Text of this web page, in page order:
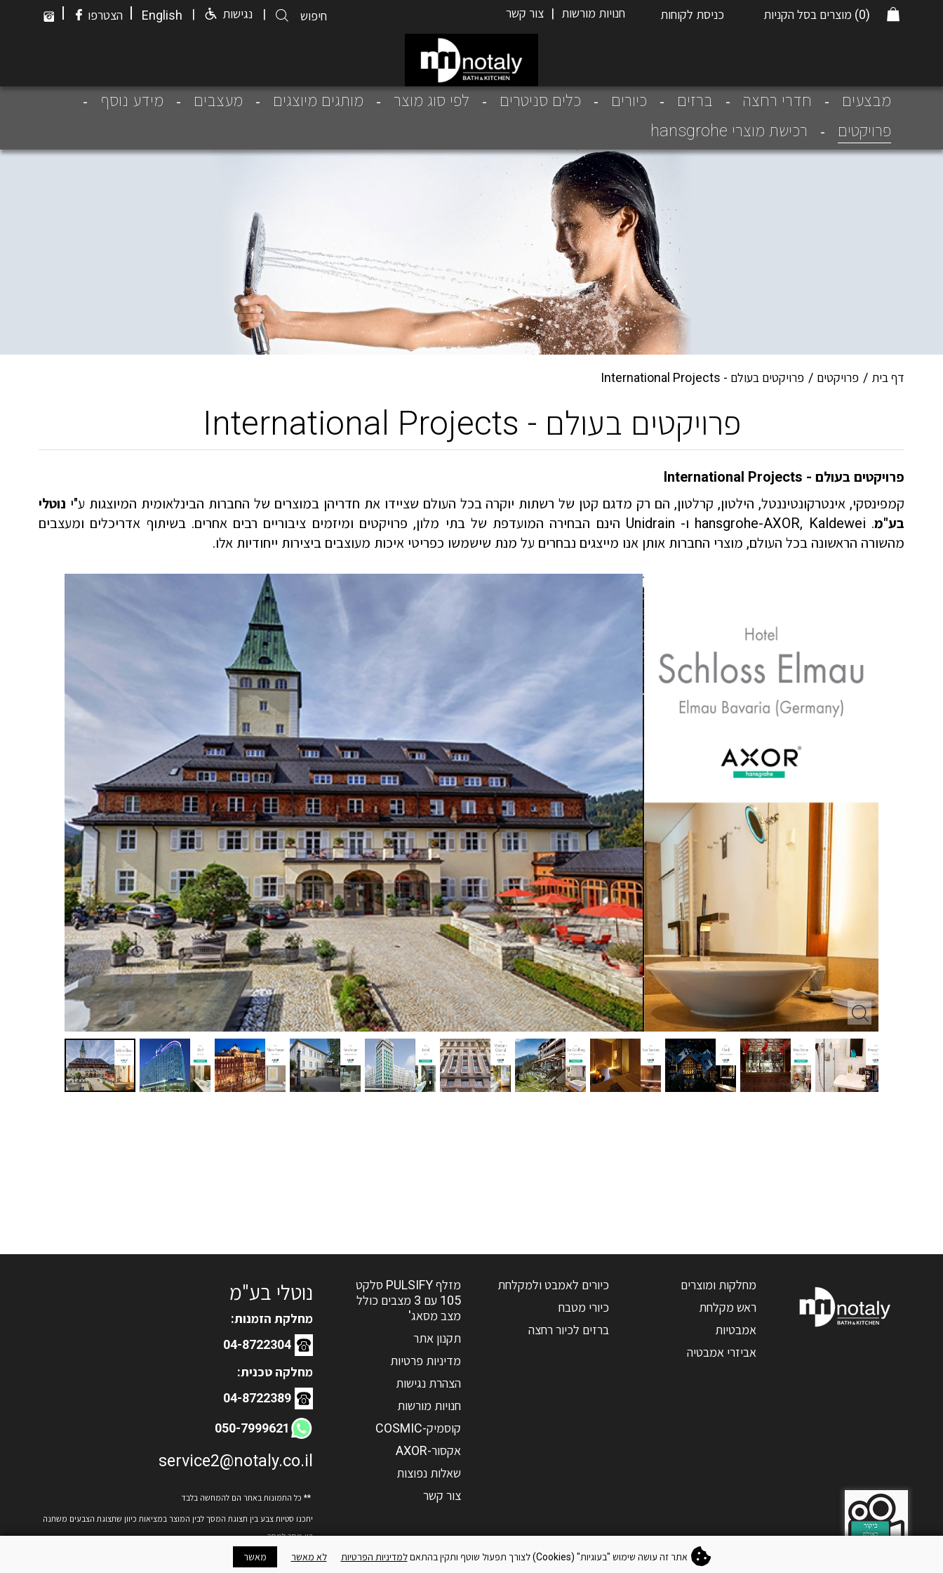
(0) מוצרים בסל הקניות כניסת לקוחות חנויות מורשות | צור קשר English
| הצטרפו | | נגישות |
מבצעים חדרי רחצה ברזים כיורים כלים סניטרים לפי סוג מוצר מותגים מיוצגים מעצבים מידע נוסף
פרויקטים
רכישת מוצרי hansgrohe
דף בית פרויקטים פרויקטים בעולם - International Projects
פרויקטים בעולם - International Projects
פרויקטים בעולם - International Projects
קמפינסקי, אינטרקונטיננטל, הילטון, קרלטון, הם רק מדגם קטן של רשתות יוקרה בכל העולם שציידו את חדריהן במוצרים של החברות הבינלאומית המיוצגות ע"י נוטלי
בע"מ.
hansgrohe-AXOR, Kaldewei ו- Unidrain הינם הבחירה המועדפת של בתי מלון, פרויקטים ומיזמים ציבוריים רבים אחרים. בשיתוף אדריכלים ומעצבים
מהשורה הראשונה בכל העולם, מוצרי החברות אותן אנו מייצגים נבחרים על מנת שישמשו כפריטי איכות מעוצבים ביצירות ייחודיות אלו.
מחלקות ומוצרים
ראש מקלחת
אמבטיות
אביזרי אמבטיה
כיורים לאמבט ולמקלחת
כיורי מטבח
ברזים לכיור רחצה
מזלף PULSIFY סלקט
105 עם 3 מצבים כולל
מצב מסאג'
תקנון אתר
מדיניות פרטיות
הצהרת נגישות
חנויות מורשות
קוסמיק-COSMIC
אקסור-AXOR
שאלות נפוצות
צור קשר
נוטלי בע"מ
מחלקת הזמנות:
04-8722304
מחלקה טכנית:
04-8722389
050-7999621
service2@notaly.co.il
** כל התמונות באתר הם להמחשה בלבד
יתכנו סטיות צבע בין תצוגת המסך לבין המוצר במציאות כיוון שתצוגת הצבעים משתנה
בין מסך למסך.
תקנון אתר: לחצו לקריאת התקנון אתר זה עושה שימוש "בעוגיות" (Cookies) לצורך תפעול שוטף ותקין בהתאם למדיניות הפרטיות לא מאשר מאשר